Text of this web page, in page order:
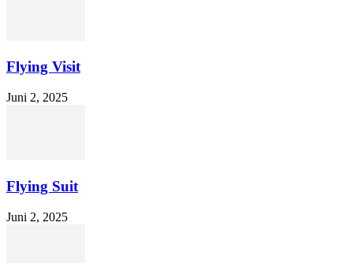
Flying Visit
Juni 2, 2025
Flying Suit
Juni 2, 2025